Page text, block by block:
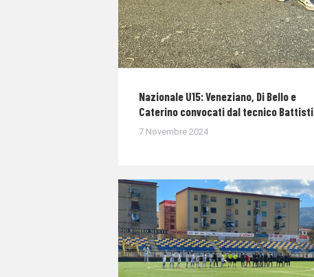
Nazionale U15: Veneziano, Di Bello e
Caterino convocati dal tecnico Battisti
7 Novembre 2024